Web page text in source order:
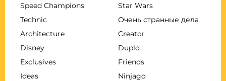
Speed Champions
Star Wars
Technic
Очень странные дела
Architecture
Creator
Disney
Duplo
Exclusives
Friends
Ideas
Ninjago